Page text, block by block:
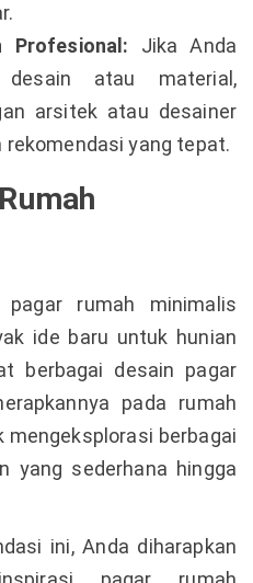
Profesional: Jika Anda
desain atau material,
arsitek atau desainer
yang tepat.
pagar rumah minimalis
ide baru untuk hunian
berbagai desain pagar
pada rumah
mengeksplorasi berbagai
yang sederhana hingga
ini, Anda diharapkan